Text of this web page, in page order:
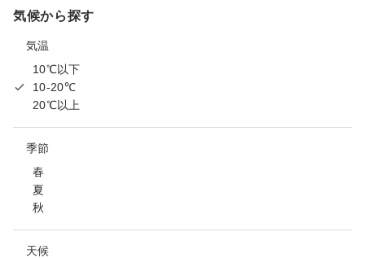
気候から探す
気温
10℃以下
10-20℃
20℃以上
季節
春
夏
秋
天候